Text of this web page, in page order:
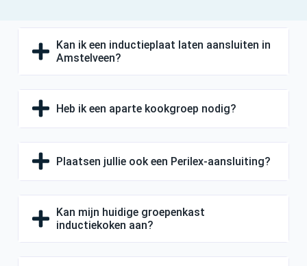
Kan ik een inductieplaat laten aansluiten in
Amstelveen?
Heb ik een aparte kookgroep nodig?
Plaatsen jullie ook een Perilex-aansluiting?
Kan mijn huidige groepenkast
inductiekoken aan?